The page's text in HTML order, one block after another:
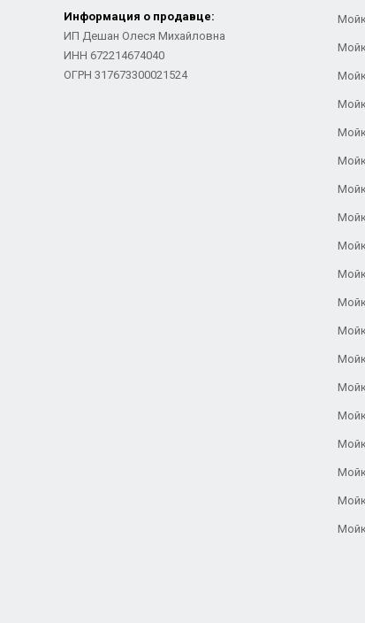
Информация о продавце:
ИП Дешан Олеся Михайловна
ИНН 672214674040
ОГРН 317673300021524